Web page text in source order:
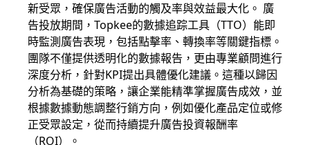
新受眾，確保廣告活動的觸及率與效益最大化。 廣
告投放期間，Topkee的數據追踪工具（TTO）能即
時監測廣告表現，包括點擊率、轉換率等關鍵指標。
團隊不僅提供透明化的數據報告，更由專業顧問進行
深度分析，針對KPI提出具體優化建議。這種以歸因
分析為基礎的策略，讓企業能精準掌握廣告成效，並
根據數據動態調整行銷方向，例如優化產品定位或修
正受眾設定，從而持續提升廣告投資報酬率
（ROI）。